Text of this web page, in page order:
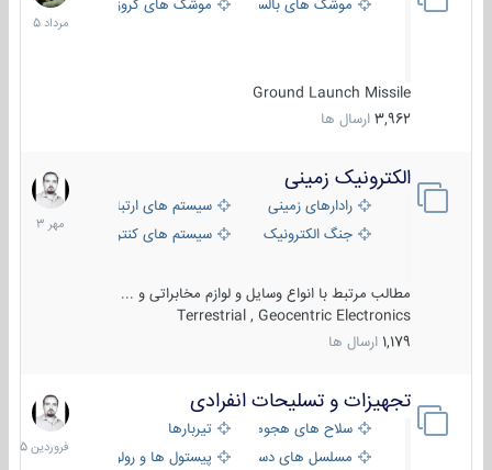
موشک های بالستیک موشک های کروز
Ground Launch Missile
3,962 ارسال ها
1405
الکترونیک زمینی
رادارهای زمینی
سیستم های ارتباطی و جمع آوری
جنگ الکترونیک
سیستم های کنترل آتش و تجهیزات
مطالب مرتبط با انواع وسایل و لوازم مخابراتی و ...
Terrestrial , Geocentric Electronics
1,179 ارسال ها
1
مهر
1403
تجهیزات و تسلیحات انفرادی
سلاح های هجومی
تیربارها
مسلسل های دستی
پیستول ها و رولورها
17
فروردین
1405